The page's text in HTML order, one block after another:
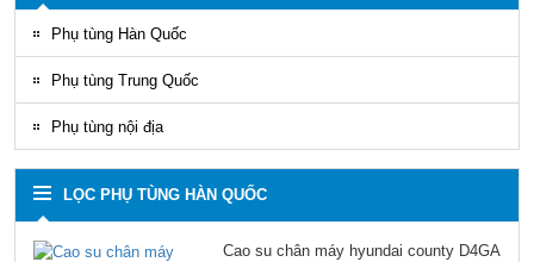
Phụ tùng Hàn Quốc
Phụ tùng Trung Quốc
Phụ tùng nội địa
LỌC PHỤ TÙNG HÀN QUỐC
Cao su chân máy hyundai county D4GA